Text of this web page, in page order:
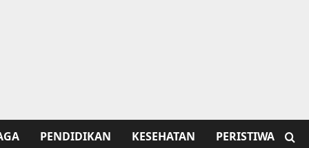
PENDIDIKAN KESEHATAN PERISTIWA